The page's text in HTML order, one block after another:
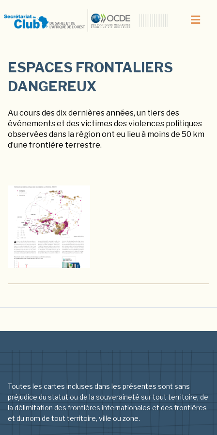
ESPACES FRONTALIERS
DANGEREUX
Au cours des dix dernières années, un tiers des
événements et des victimes des violences politiques
observées dans la région ont eu lieu à moins de 50 km
d’une frontière terrestre.
Toutes les cartes incluses dans les présentes sont sans
préjudice du statut ou de la souveraineté sur tout territoire, de
la délimitation des frontières internationales et des frontières
et du nom de tout territoire, ville ou zone.